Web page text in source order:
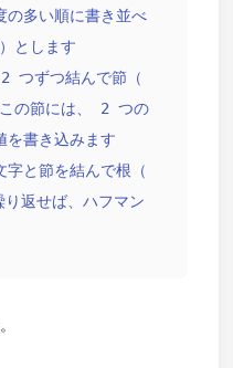
の多い順に書き並べ
とします
つずつ結んで節（
の節には、 2 つの
を書き込みます
字と節を結んで根（
返せば、ハフマン